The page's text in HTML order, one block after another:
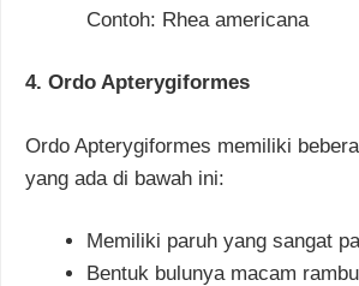
Contoh: Rhea americana
4. Ordo Apterygiformes
Ordo Apterygiformes memiliki
yang ada di bawah ini:
Memiliki paruh yang sangat
Bentuk bulunya macam